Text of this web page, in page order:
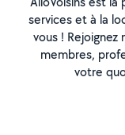
services et à la
vous !
membres,
votre